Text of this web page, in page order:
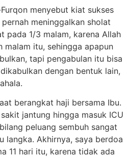
menyebut kiat sukses
meninggalkan sholat
pada 1/3 malam, karena Allah
malam itu, sehingga apapun
tapi pengabulan itu bisa
dengan bentuk lain,
berangkat haji bersama Ibu.
jantung hingga masuk ICU
peluang sembuh sangat
langka. Akhirnya, saya berdoa
11 hari itu, karena tidak ada